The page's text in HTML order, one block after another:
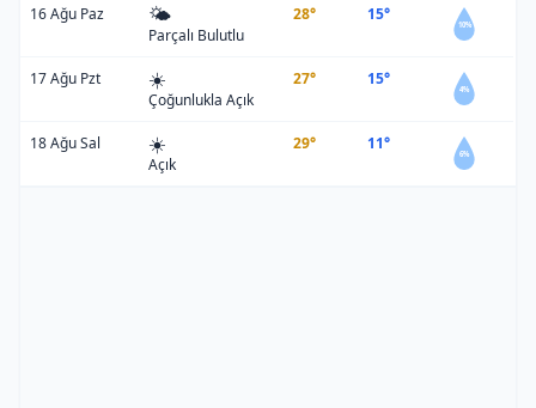
16 Ağu Paz 🌤️
Parçalı Bulutlu
28° 15°
10%
17 Ağu Pzt ☀️
Çoğunlukla Açık
27° 15°
4%
18 Ağu Sal ☀️
Açık
29° 11°
6%